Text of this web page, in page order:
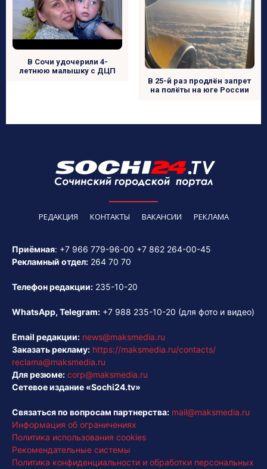
В Сочи удочерили 4-
летнюю малышку с ДЦП
В 25-й раз продлён запрет
на полёты на юге России
РЕДАКЦИЯ КОНТАКТЫ ВАКАНСИИ РЕКЛАМА
Приёмная: +7 966 779-96-00 +7 862 264-00-45
Рекламный отдел: 264 70 70
Телефон редакции: 235-10-20
WhatsApp, Telegram: +7 988 235-10-20 (для фото и видео)
Email редакции: news@maksmedia.ru
Заказать рекламу: https://maksmedia.ru/contacts/
reclama@maksmedia.ru
Для резюме: corp@maksmedia.ru
Сетевое издание «Sochi24.tv»
Связаться по вопросам партнерства: mail@maksmedia.ru
Информация об ограничениях
Политика использования cookies
Рекомендательные системы
Политика конфиденциальности и обработки персональных